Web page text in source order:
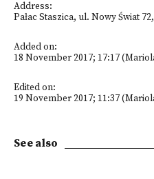
Address:
Pałac Staszica, ul. Nowy Świat
Added on:
18 November 2017; 17:17
Edited on:
19 November 2017; 11:37
See also